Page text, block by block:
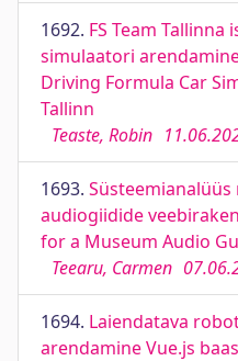
1692. FS Team
simulaatori
Driving Formula Car
Tallinn
Teaste, Robin
1693.
audiogiidide
for a Museum Audio
Teearu, Carmen
1694. Laiendatava
arendamine Vue.js